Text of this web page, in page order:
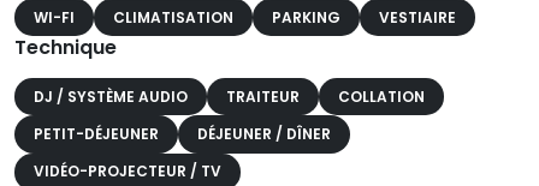
WI-FI CLIMATISATION PARKING VESTIAIRE
Technique
DJ / SYSTÈME AUDIO TRAITEUR
COLLATION
PETIT-DÉJEUNER
DÉJEUNER / DÎNER
VIDÉO-PROJECTEUR / TV